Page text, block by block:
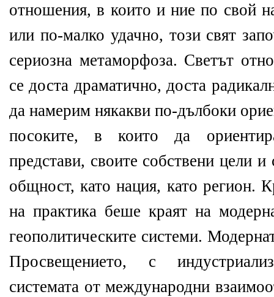
отношения, в които и ние по свой
или по-малко удачно, този свят
сериозна метаморфоза. Светът
се доста драматично, доста
да намерим някакви по-дълбоки
посоките, в които да
представи, своите собствени цели и
общност, като нация, като регион.
на практика беше краят на
геополитическите системи.
Просвещението, с
системата от международни